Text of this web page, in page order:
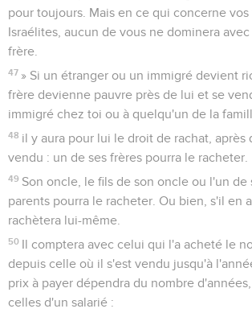
pour toujours. Mais en ce qui concerne vos
Israélites, aucun de vous ne dominera
frère.
47 » Si un étranger ou un immigré devient
frère devienne pauvre près de lui et se
immigré chez toi ou à quelqu'un de la
48 il y aura pour lui le droit de rachat, après
vendu : un de ses frères pourra le racheter.
49 Son oncle, le fils de son oncle ou l'un de
parents pourra le racheter. Ou bien, s'il en
rachètera lui-même.
50
Il comptera avec celui qui l'a acheté le
depuis celle où il s'est vendu jusqu'à
prix à payer dépendra du nombre
celles d'un salarié :